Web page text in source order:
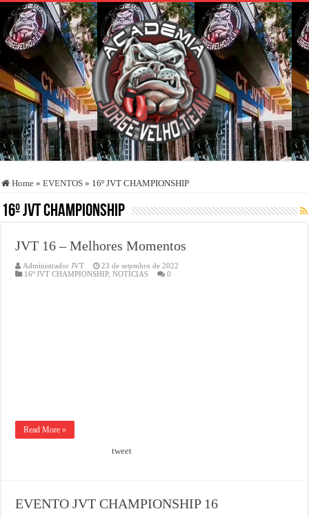
Home » EVENTOS » 16º JVT CHAMPIONSHIP
16º JVT CHAMPIONSHIP
JVT 16 – Melhores Momentos
Administrador JVT
23 de setembro de 2022
16º JVT CHAMPIONSHIP,NOTÍCIAS 0
Read More »
tweet
EVENTO JVT CHAMPIONSHIP 16